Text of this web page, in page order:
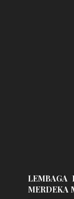
LEMBAGA
MERDEKA